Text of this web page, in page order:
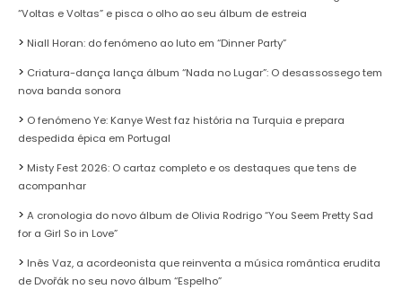
“Voltas e Voltas” e pisca o olho ao seu álbum de estreia
Niall Horan: do fenómeno ao luto em “Dinner Party”
Criatura-dança lança álbum “Nada no Lugar”: O desassossego tem
nova banda sonora
O fenómeno Ye: Kanye West faz história na Turquia e prepara
despedida épica em Portugal
Misty Fest 2026: O cartaz completo e os destaques que tens de
acompanhar
A cronologia do novo álbum de Olivia Rodrigo “You Seem Pretty Sad
for a Girl So in Love”
Inês Vaz, a acordeonista que reinventa a música romântica erudita
de Dvořák no seu novo álbum “Espelho”